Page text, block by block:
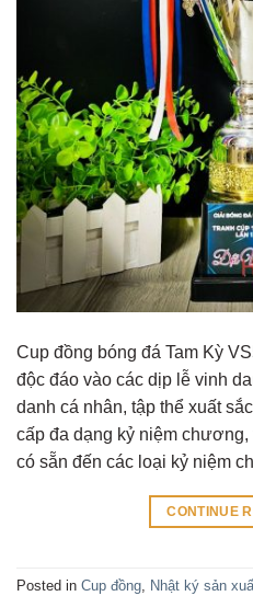
Cup đồng bóng đá Tam Kỳ
độc đáo vào các dịp lễ vinh
danh cá nhân, tập thể xuất
cấp đa dạng kỷ niệm
có sẵn đến các loại kỷ niệm
CONTINUE
Posted in Cup đồng, Nhật ký sản